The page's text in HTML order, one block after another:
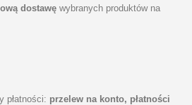
dostawę wybranych produktów na
płatności: przelew na konto, płatności